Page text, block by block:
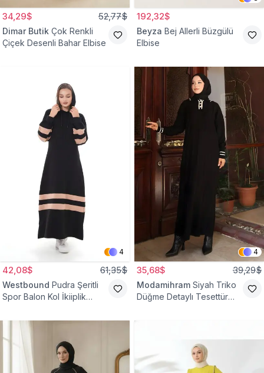
34,29$ 52,77$
Dimar Butik Çok Renkli
Çiçek Desenli Bahar Elbise
192,32$
Beyza Bej Allerli Büzgülü
Elbise
4
42,08$ 61,35$
Westbound Pudra Şeritli
Spor Balon Kol İkiiplik
4
35,68$ 39,29$
Modamihram Siyah Triko
Düğme Detaylı Tesettür